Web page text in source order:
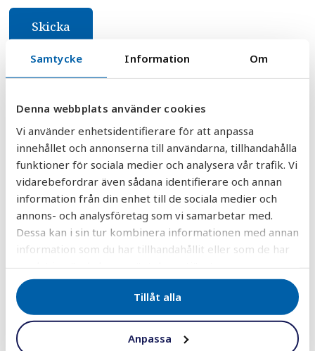
Samtycke Information Om
Denna webbplats använder cookies
Vi använder enhetsidentifierare för att anpassa
innehållet och annonserna till användarna, tillhandahålla
funktioner för sociala medier och analysera vår trafik. Vi
vidarebefordrar även sådana identifierare och annan
information från din enhet till de sociala medier och
annons- och analysföretag som vi samarbetar med.
Dessa kan i sin tur kombinera informationen med annan
information som du har tillhandahållit eller som de har
Tillåt alla
Anpassa
DELA
PÅ
PÅ
DELA
PÅ
DELA
PÅ
30 000+ vattenfilter sålda
till nöjda kunder i hela landet!
Vattenfilter